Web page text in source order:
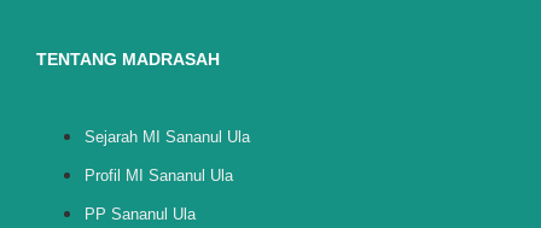
TENTANG MADRASAH
Sejarah MI Sananul Ula
Profil MI Sananul Ula
PP Sananul Ula